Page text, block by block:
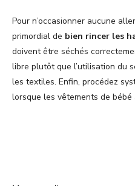
Pour n’occasionner aucune
primordial de bien rincer les
doivent être séchés
libre plutôt que l’utilisation du
les textiles. Enfin, procédez
lorsque les vêtements de bébé